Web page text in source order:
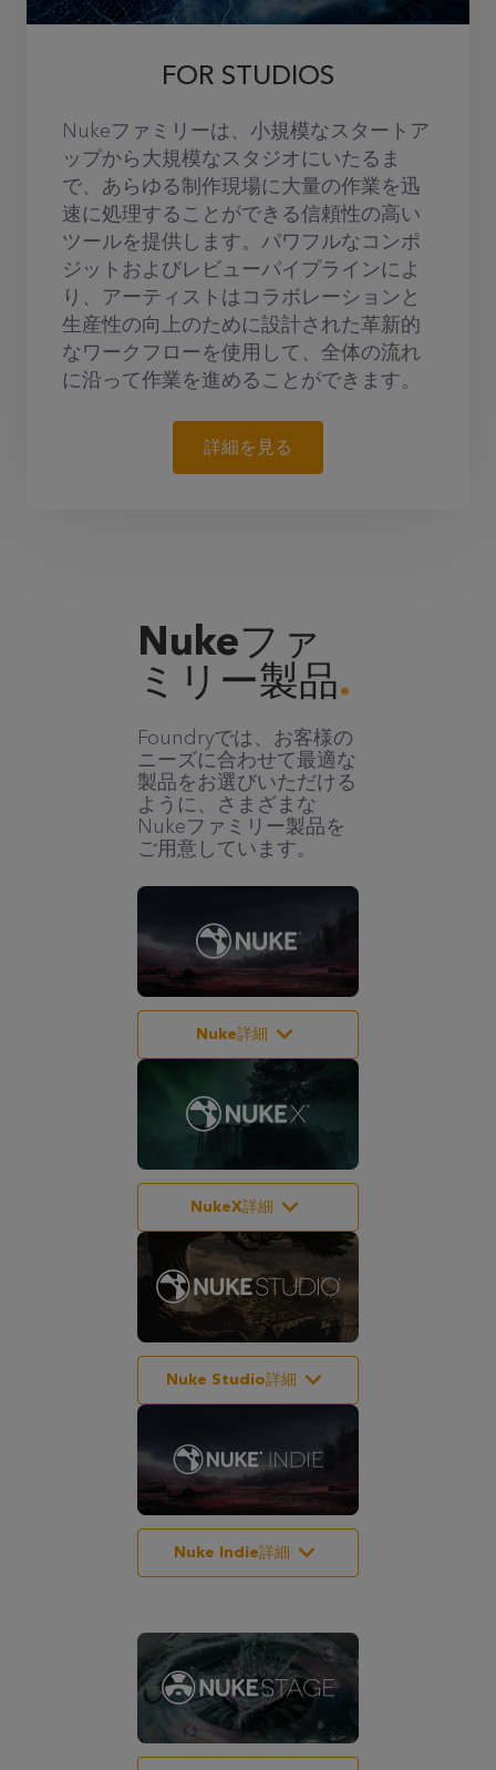
FOR STUDIOS
Nukeファミリーは、小規模なスタートア
ップから大規模なスタジオにいたるま
で、あらゆる制作現場に大量の作業を迅
速に処理することができる信頼性の高い
ツールを提供します。パワフルなコンポ
ジットおよびレビューパイプラインによ
り、アーティストはコラボレーションと
生産性の向上のために設計された革新的
なワークフローを使用して、全体の流れ
に沿って作業を進めることができます。
詳細を見る
Nukeファ
ミリー製品
Foundryでは、お客様の
ニーズに合わせて最適な
製品をお選びいただける
ように、さまざまな
Nukeファミリー製品を
ご用意しています。
Nuke詳細
NukeX詳細
Nuke Studio詳細
Nuke Indie詳細